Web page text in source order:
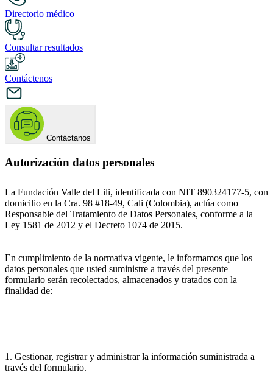
Directorio médico
Consultar resultados
Contáctenos
Contáctanos
Autorización datos personales
La Fundación Valle del Lili, identificada con NIT 890324177-5, con
domicilio en la Cra. 98 #18-49, Cali (Colombia), actúa como
Responsable del Tratamiento de Datos Personales, conforme a la
Ley 1581 de 2012 y el Decreto 1074 de 2015.
En cumplimiento de la normativa vigente, le informamos que los
datos personales que usted suministre a través del presente
formulario serán recolectados, almacenados y tratados con la
finalidad de:
1. Gestionar, registrar y administrar la información suministrada a
través del formulario.